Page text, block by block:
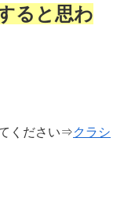
ると思わ
ください⇒クラシ